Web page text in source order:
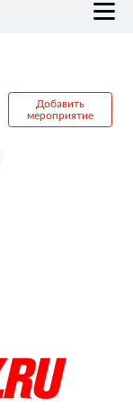
Добавить
мероприятие